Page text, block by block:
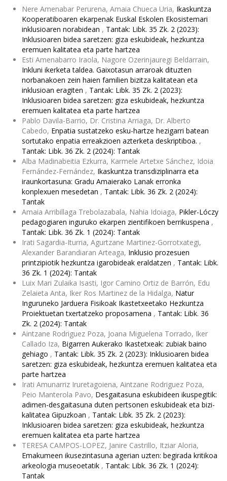
Nere Amenabar Perurena, Amaia Chueca Uria, Ikaskuntza
Kooperatiboaren ekarpenak Euskal Eskolen Ekosistemari
inklusioaren norabidean , Tantak: Libk. 35 Zk. 2 (2023):
Inklusioaren bidea saretzen: giza eskubideak, hezkuntza
eremuen kalitatea eta parte hartzea
Esti Amenabarro Iraola, Nagore Ozerinjauregi Beldarrain,
Inkluni ikerketa taldea. Gaixotasun arraroak dituzten
norbanakoen zein haien familien bizitza kalitatean eta
inklusioan eragiten , Tantak: Libk. 35 Zk. 2 (2023):
Inklusioaren bidea saretzen: giza eskubideak, hezkuntza
eremuen kalitatea eta parte hartzea
Pablo Davila-Barrio, Dr. Cristina Arriaga, Dr. Alberto
Cabedo, Enpatia sustatzeko esku-hartze hezigarri batean
sortutako enpatia erreakzioen azterketa deskriptiboa. ,
Tantak: Libk. 36 Zk. 2 (2024): Tantak
Alba Madinabeitia Ezkurra, Karmele Artetxe Sánchez, Idoia
Fernández-Fernández, Ikaskuntza transdiziplinarra eta
iraunkortasuna: Gradu Amaierako Lanak erronka
konplexuen mesedetan , Tantak: Libk. 36 Zk. 2 (2024):
Tantak
Amaia Arribillaga Trebolazabala, Nahia Idoiaga, Pikler-Lóczy
pedagogiaren inguruko ekarpen zientifikoen berrikuspena ,
Tantak: Libk. 36 Zk. 1 (2024): Tantak
Irati Sagardia-Iturria, Agurtzane Martinez-Gorrotxategi,
Alexander Barandiaran Arteaga, Inklusio prozesuen
printzipiotik hezkuntza igarobideak eraldatzen , Tantak: Libk.
36 Zk. 1 (2024): Tantak
Luix Mari Zulaika Isasti, Igor Camino Ortiz de Barrón, Edu
Zelaieta Anta, Iker Ros Martinez de la Hidalga, Natur
Inguruneko Jarduera Fisikoak Ikastetxeetako Hezkuntza
Proiektuetan txertatzeko proposamena , Tantak: Libk. 36
Zk. 2 (2024): Tantak
Aintzane Rodriguez Poza, Joana Miguelena Torrado, Iker
Callado Iza, Bigarren Aukerako Ikastetxeak: zubiak baino
gehiago , Tantak: Libk. 35 Zk. 2 (2023): Inklusioaren bidea
saretzen: giza eskubideak, hezkuntza eremuen kalitatea eta
parte hartzea
Irati Amunarriz Iruretagoiena, Aintzane Rodriguez Poza,
Peio Manterola Pavo, Desgaitasuna eskubideen ikuspegitik:
adimen-desgaitasuna duten pertsonen eskubideak eta bizi-
kalitatea Gipuzkoan , Tantak: Libk. 35 Zk. 2 (2023):
Inklusioaren bidea saretzen: giza eskubideak, hezkuntza
eremuen kalitatea eta parte hartzea
TERESA CAMPOS-LOPEZ, Janire Castrillo, Itziar Aloria,
Emakumeen ikusezintasuna agerian uzten: begirada kritikoa
arkeologia museoetatik , Tantak: Libk. 36 Zk. 1 (2024):
Tantak